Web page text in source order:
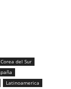
Corea del Sur
Latinoamerica